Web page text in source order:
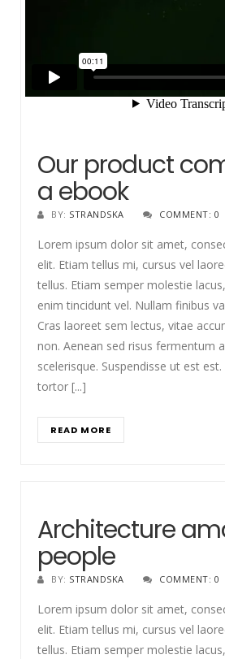
Our product
a ebook
BY: STRANDSKA COMMENT: 0
Lorem ipsum dolor sit amet,
elit. Etiam tellus mi, cursus vel
tellus. Etiam semper molestie
enim tincidunt vel. Nullam finibus
Cras laoreet sem lectus, vitae
non. Aenean sed risus fermentum
scelerisque. Suspendisse ut est
tortor [...]
READ MORE
Architecture
people
BY: STRANDSKA COMMENT: 0
Lorem ipsum dolor sit amet,
elit. Etiam tellus mi, cursus vel
tellus. Etiam semper molestie